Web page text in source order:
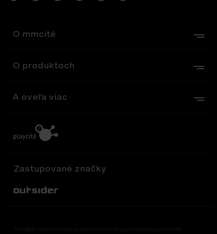
O mmcité
O produktoch
A oveľa viac
Zastupované značky
Out-Sider